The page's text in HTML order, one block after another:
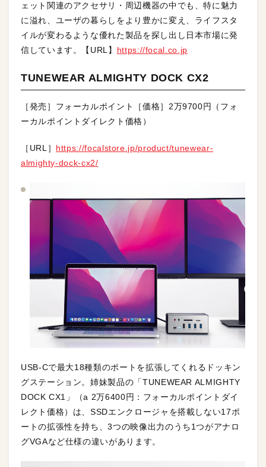
ェット関連のアクセサリ・周辺機器の中でも、特に魅力
に溢れ、ユーザの暮らしをより豊かに変え、ライフスタ
イルが変わるような優れた製品を探し出し日本市場に発
信しています。【URL】 https://focal.co.jp
TUNEWEAR ALMIGHTY DOCK CX2
［発売］フォーカルポイント［価格］2万9700円（フォ
ーカルポイントダイレクト価格）
［URL］ https://focalstore.jp/product/tunewear-
almighty-dock-cx2/
USB-Cで最大18種類のポートを拡張してくれるドッキン
グステーション。姉妹製品の「TUNEWEAR ALMIGHTY
DOCK CX1」（a 2万6400円：フォーカルポイントダイ
レクト価格）は、SSDエンクロージャを搭載しない17ポ
ートの拡張性を持ち、3つの映像出力のうち1つがアナロ
グVGAなど仕様の違いがあります。